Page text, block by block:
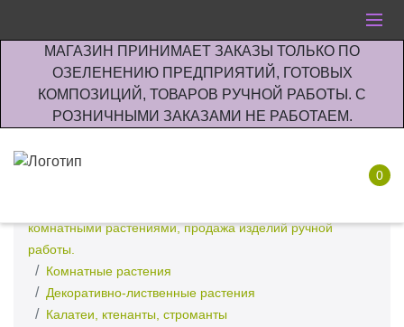
МАГАЗИН ПРИНИМАЕТ ЗАКАЗЫ ТОЛЬКО ПО
ОЗЕЛЕНЕНИЮ ПРЕДПРИЯТИЙ, ГОТОВЫХ
КОМПОЗИЦИЙ, ТОВАРОВ РУЧНОЙ РАБОТЫ. С
РОЗНИЧНЫМИ ЗАКАЗАМИ НЕ РАБОТАЕМ.
0
комнатными растениями, продажа изделий ручной
работы.
Комнатные растения
Декоративно-лиственные растения
Калатеи, ктенанты, строманты